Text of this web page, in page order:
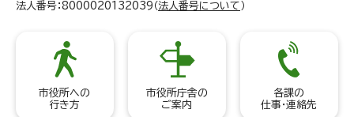
法人番号：8000020132039（ 法人番号について ）
市役所への
行き方
市役所庁舎の
ご案内
各課の
仕事・連絡先